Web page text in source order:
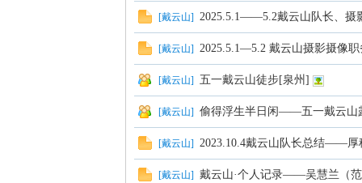
[戴云山] 2025.5.1——5.2戴云山队长、摄
[戴云山] 2025.5.1—5.2 戴云山摄影摄像
[戴云山] 五一戴云山徒步[泉州]
[戴云山] 偷得浮生半日闲——五一戴云山
[戴云山] 2023.10.4戴云山队长总结——厚
[戴云山] 戴云山·个人记录——吴慧兰（